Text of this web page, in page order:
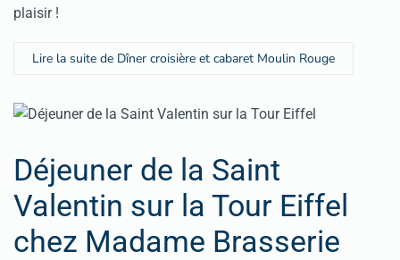
plaisir !
Lire la suite de Dîner croisière et cabaret Moulin Rouge
Déjeuner de la Saint
Valentin sur la Tour Eiffel
chez Madame Brasserie